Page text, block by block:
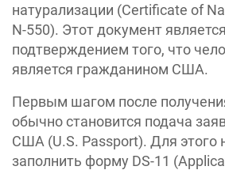
натурализации (Certificate of
N-550). Этот документ
подтверждением того, что
является гражданином США.
Первым шагом после
обычно становится подача
США (U.S. Passport). Для этого
заполнить форму DS-11